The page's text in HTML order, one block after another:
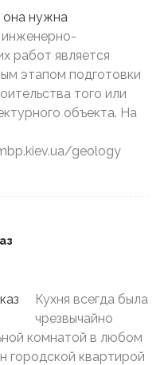
работ является
этапом подготовки
того или
объекта. На
geology
Кухня всегда была
чрезвычайно
комнатой в любом
городской квартирой